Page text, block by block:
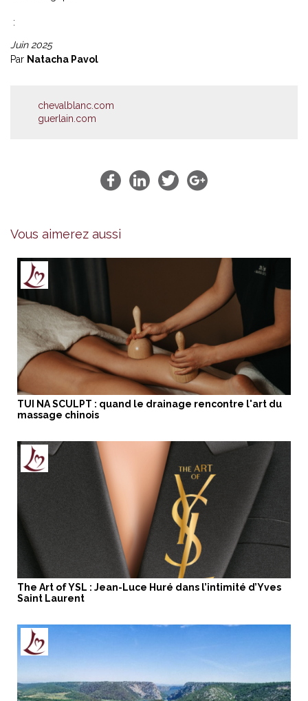
:
Juin 2025
Par Natacha Pavol
chevalblanc.com
guerlain.com
Vous aimerez aussi
TUI NA SCULPT : quand le drainage rencontre l'art du
massage chinois
The Art of YSL : Jean-Luce Huré dans l’intimité d’Yves
Saint Laurent